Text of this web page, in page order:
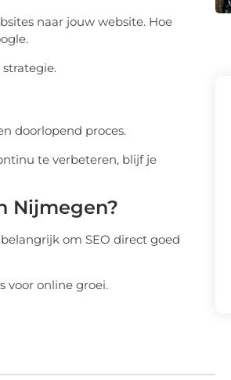
naar jouw website. Hoe
doorlopend proces.
te verbeteren, blijf je
Nijmegen?
om SEO direct goed
voor online groei.